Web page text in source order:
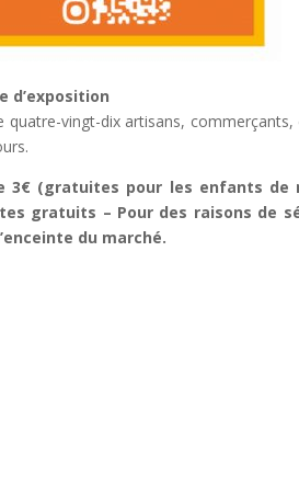
d’exposition
quatre-vingt-dix artisans,
3€ (gratuites pour les enfants de
gratuits – Pour des raisons de
du marché.